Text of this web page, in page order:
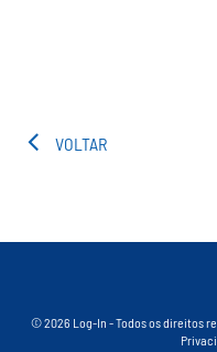
VOLTAR
© 2026 Log-In - Todos os direitos